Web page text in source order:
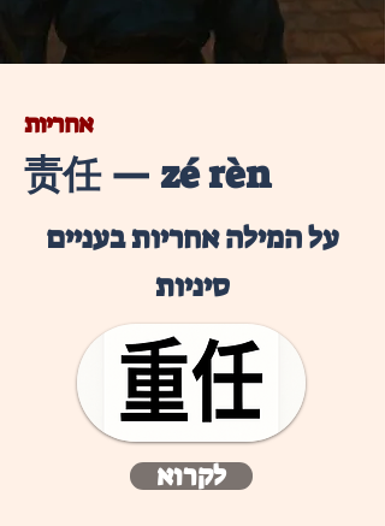
אחריות
责任 — zé rèn
על המילה אחריות בעניים
סיניות
לקרוא